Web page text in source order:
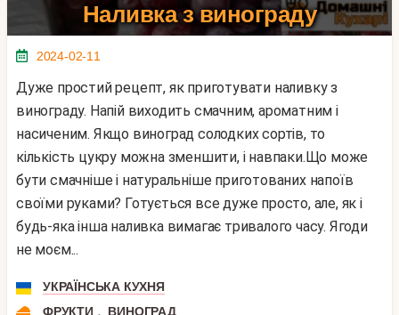
Наливка з винограду
2024-02-11
Дуже простий рецепт, як приготувати наливку з
винограду. Напій виходить смачним, ароматним і
насиченим. Якщо виноград солодких сортів, то
кількість цукру можна зменшити, і навпаки.Що може
бути смачніше і натуральніше приготованих напоїв
своїми руками? Готується все дуже просто, але, як і
будь-яка інша наливка вимагає тривалого часу. Ягоди
не моєм...
УКРАЇНСЬКА КУХНЯ
ФРУКТИ ,
ВИНОГРАД